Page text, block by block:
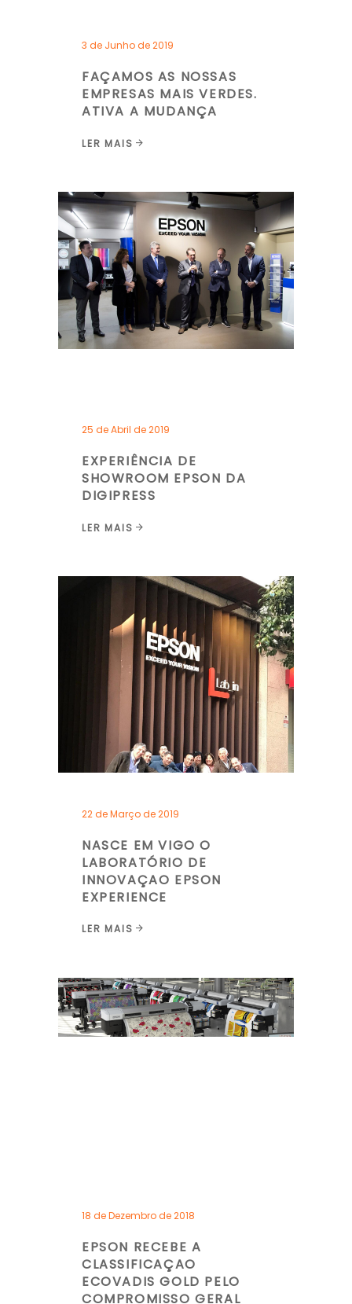
3 de Junho de 2019
FAÇAMOS AS NOSSAS
EMPRESAS MAIS VERDES.
ATIVA A MUDANÇA
LER MAIS
25 de Abril de 2019
EXPERIÊNCIA DE
SHOWROOM EPSON DA
DIGIPRESS
LER MAIS
22 de Março de 2019
NASCE EM VIGO O
LABORATÓRIO DE
INNOVAÇAO EPSON
EXPERIENCE
LER MAIS
18 de Dezembro de 2018
EPSON RECEBE A
CLASSIFICAÇAO
ECOVADIS GOLD PELO
COMPROMISSO GERAL